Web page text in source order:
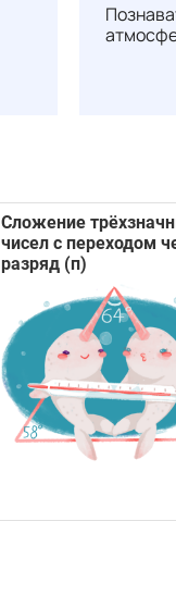
Сложение
чисел с переходом
разряд (п)